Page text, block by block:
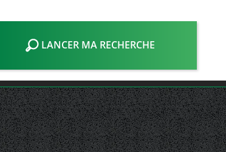
LANCER MA RECHERCHE